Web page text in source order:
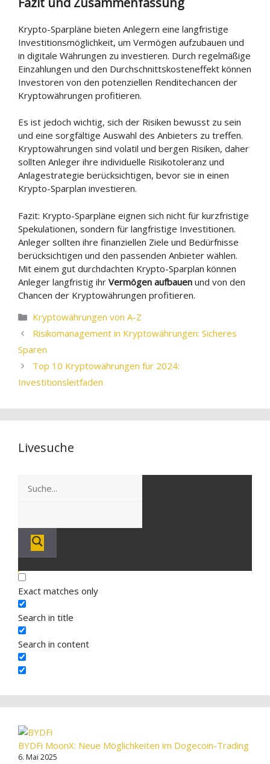
Krypto-Sparpläne bieten Anlegern eine langfristige
Investitionsmöglichkeit, um Vermögen aufzubauen und
in digitale Währungen zu investieren. Durch regelmäßige
Einzahlungen und den Durchschnittskosteneffekt können
Investoren von den potenziellen Renditechancen der
Kryptowährungen profitieren.
Es ist jedoch wichtig, sich der Risiken bewusst zu sein
und eine sorgfältige Auswahl des Anbieters zu treffen.
Kryptowährungen sind volatil und bergen Risiken, daher
sollten Anleger ihre individuelle Risikotoleranz und
Anlagestrategie berücksichtigen, bevor sie in einen
Krypto-Sparplan investieren.
Fazit: Krypto-Sparpläne eignen sich nicht für kurzfristige
Spekulationen, sondern für langfristige Investitionen.
Anleger sollten ihre finanziellen Ziele und Bedürfnisse
berücksichtigen und den passenden Anbieter wählen.
Mit einem gut durchdachten Krypto-Sparplan können
Anleger langfristig ihr Vermögen aufbauen und von den
Chancen der Kryptowährungen profitieren.
Kategorien
Kryptowährungen von A-Z
Risikomanagement in Kryptowährungen: Sicheres
Sparen
Top 10 Kryptowährungen für 2024:
Investitionsleitfaden
Livesuche
Exact matches only
Search in title
Search in content
BYDFi MoonX: Neue Möglichkeiten im Dogecoin-Trading
6. Mai 2025